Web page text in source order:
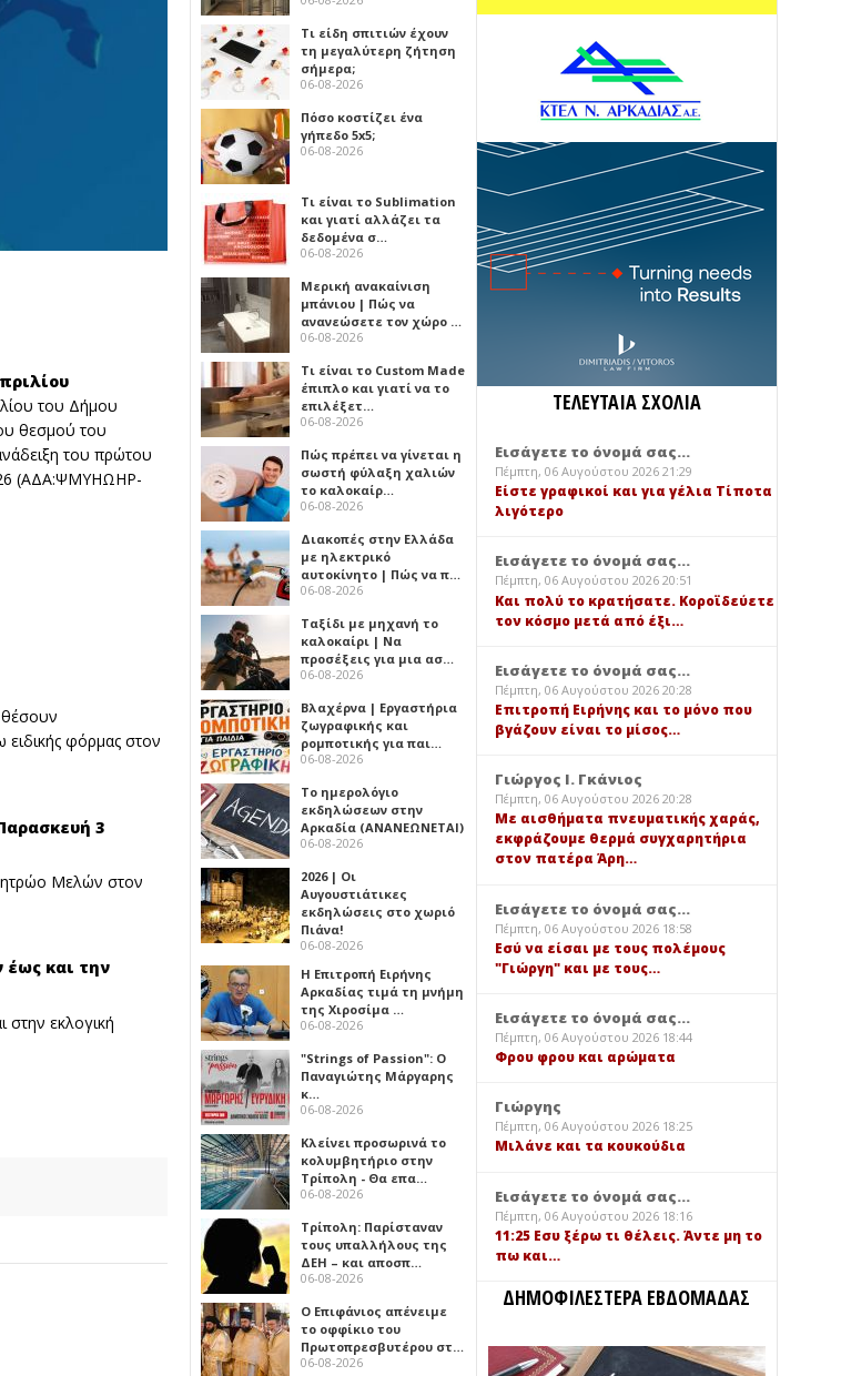
του Δήμου
θεσμού του
του πρώτου
(ΑΔΑ:ΨΜΥΗΩΗΡ-
φόρμας στον
3
Μελών στον
έως και την
στην εκλογική
Τι είδη σπιτιών έχουν
τη μεγαλύτερη ζήτηση
σήμερα;
06-08-2026
Πόσο κοστίζει ένα
γήπεδο 5x5;
06-08-2026
Τι είναι το Sublimation
και γιατί αλλάζει τα
δεδομένα σ…
06-08-2026
Μερική ανακαίνιση
μπάνιου | Πώς να
ανανεώσετε τον χώρο …
06-08-2026
Τι είναι το Custom Made
έπιπλο και γιατί να το
επιλέξετ…
06-08-2026
Πώς πρέπει να γίνεται η
σωστή φύλαξη χαλιών
το καλοκαίρ…
06-08-2026
Διακοπές στην Ελλάδα
με ηλεκτρικό
αυτοκίνητο | Πώς να π…
06-08-2026
Ταξίδι με μηχανή το
καλοκαίρι | Να
προσέξεις για μια ασ…
06-08-2026
Βλαχέρνα | Εργαστήρια
ζωγραφικής και
ρομποτικής για παι…
06-08-2026
Το ημερολόγιο
εκδηλώσεων στην
Αρκαδία (ΑΝΑΝΕΩΝΕΤΑΙ)
06-08-2026
2026 | Οι
Αυγουστιάτικες
εκδηλώσεις στο χωριό
Πιάνα!
06-08-2026
Η Επιτροπή Ειρήνης
Αρκαδίας τιμά τη μνήμη
της Χιροσίμα …
06-08-2026
"Strings of Passion": Ο
Παναγιώτης Μάργαρης
κ…
06-08-2026
Κλείνει προσωρινά το
κολυμβητήριο στην
Τρίπολη - Θα επα…
06-08-2026
Τρίπολη: Παρίσταναν
τους υπαλλήλους της
ΔΕΗ – και αποσπ…
06-08-2026
Ο Επιφάνιος απένειμε
το οφφίκιο του
Πρωτοπρεσβυτέρου στ…
06-08-2026
ΤΕΛΕΥΤΑΙΑ ΣΧΟΛΙΑ
Εισάγετε το όνομά σας...
Πέμπτη, 06 Αυγούστου 2026 21:29
Είστε γραφικοί και για γέλια Τίποτα
λιγότερο
Εισάγετε το όνομά σας...
Πέμπτη, 06 Αυγούστου 2026 20:51
Και πολύ το κρατήσατε. Κοροϊδεύετε
τον κόσμο μετά από έξι…
Εισάγετε το όνομά σας...
Πέμπτη, 06 Αυγούστου 2026 20:28
Επιτροπή Ειρήνης και το μόνο που
βγάζουν είναι το μίσος…
Γιώργος Ι. Γκάνιος
Πέμπτη, 06 Αυγούστου 2026 20:28
Με αισθήματα πνευματικής χαράς,
εκφράζουμε θερμά συγχαρητήρια
στον πατέρα Άρη…
Εισάγετε το όνομά σας...
Πέμπτη, 06 Αυγούστου 2026 18:58
Εσύ να είσαι με τους πολέμους
"Γιώργη" και με τους…
Εισάγετε το όνομά σας...
Πέμπτη, 06 Αυγούστου 2026 18:44
Φρου φρου και αρώματα
Γιώργης
Πέμπτη, 06 Αυγούστου 2026 18:25
Μιλάνε και τα κουκούδια
Εισάγετε το όνομά σας...
Πέμπτη, 06 Αυγούστου 2026 18:16
11:25 Εσυ ξέρω τι θέλεις. Άντε μη το
πω και…
ΔΗΜΟΦΙΛΕΣΤΕΡΑ ΕΒΔΟΜΑΔΑΣ